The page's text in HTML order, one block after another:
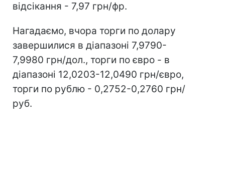
відсікання - 7,97 грн/фр.
Нагадаємо, вчора торги по долару
завершилися в діапазоні 7,9790-
7,9980 грн/дол., торги по євро - в
діапазоні 12,0203-12,0490 грн/євро,
торги по рублю - 0,2752-0,2760 грн/
руб.